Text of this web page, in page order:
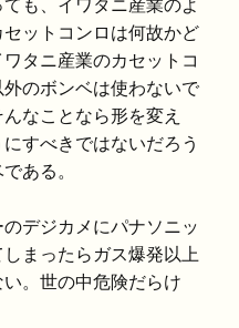
も、イワタニ産業のよ
ットコンロは何故かど
タニ産業のカセットコ
のボンベは使わないで
なことなら形を変え
すべきではないだろう
ある。
デジカメにパナソニッ
まったらガス爆発以上
。世の中危険だらけ